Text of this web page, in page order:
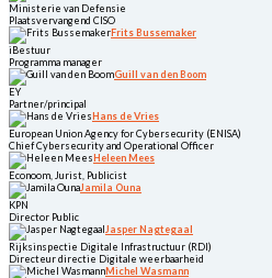
Ministerie van Defensie
Plaatsvervangend CISO
Frits Bussemaker
iBestuur
Programma manager
Guill van den Boom
EY
Partner/principal
Hans de Vries
European Union Agency for Cybersecurity (ENISA)
Chief Cybersecurity and Operational Officer
Heleen Mees
Econoom, Jurist, Publicist
Jamila Ouna
KPN
Director Public
Jasper Nagtegaal
Rijksinspectie Digitale Infrastructuur (RDI)
Directeur directie Digitale weerbaarheid
Michel Wasmann